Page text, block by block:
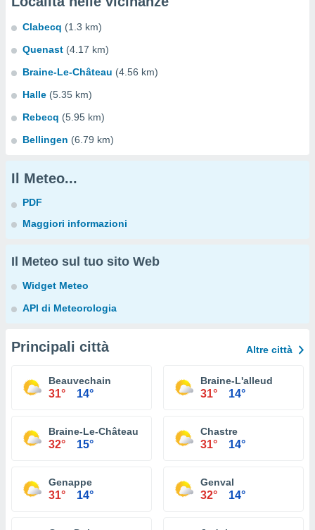
Clabecq (1.3 km)
Quenast (4.17 km)
Braine-Le-Château (4.56 km)
Halle (5.35 km)
Rebecq (5.95 km)
Bellingen (6.79 km)
Il Meteo...
PDF
Maggiori informazioni
Il Meteo sul tuo sito Web
Widget Meteo
API di Meteorologia
Principali città Altre città
Beauvechain
31° 14°
Braine-L'alleud
31° 14°
Braine-Le-Château
32° 15°
Chastre
31° 14°
Genappe
31° 14°
Genval
32° 14°